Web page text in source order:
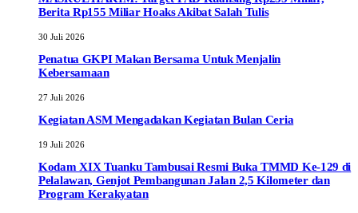
Berita Rp155 Miliar Hoaks Akibat Salah Tulis
30 Juli 2026
Penatua GKPI Makan Bersama Untuk Menjalin
Kebersamaan
27 Juli 2026
Kegiatan ASM Mengadakan Kegiatan Bulan Ceria
19 Juli 2026
Kodam XIX Tuanku Tambusai Resmi Buka TMMD Ke-129 di
Pelalawan, Genjot Pembangunan Jalan 2,5 Kilometer dan
Program Kerakyatan